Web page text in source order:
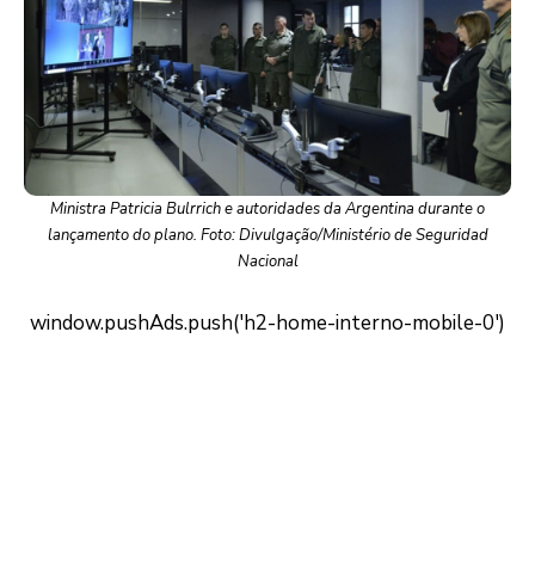
Ministra Patricia Bulrrich e autoridades da Argentina durante o
lançamento do plano. Foto: Divulgação/Ministério de Seguridad
Nacional